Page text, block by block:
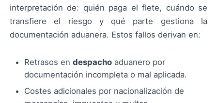
interpretación de: quién paga el flete, cuándo se
transfiere el riesgo y qué parte gestiona la
documentación aduanera. Estos fallos derivan en:
Retrasos en despacho aduanero por
documentación incompleta o mal aplicada.
Costes adicionales por nacionalización de